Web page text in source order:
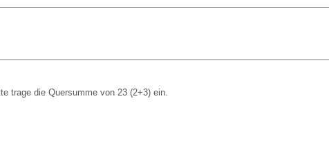
trage die Quersumme von 23 (2+3) ein.